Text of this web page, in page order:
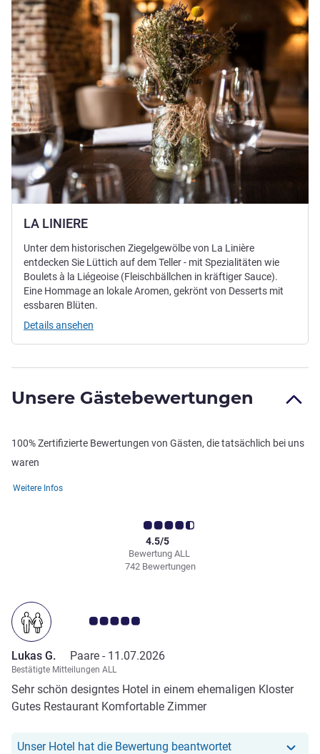
LA LINIERE
Unter dem historischen Ziegelgewölbe von La Linière
entdecken Sie Lüttich auf dem Teller - mit Spezialitäten wie
Boulets à la Liégeoise (Fleischbällchen in kräftiger Sauce).
Eine Hommage an lokale Aromen, gekrönt von Desserts mit
essbaren Blüten.
Details ansehen
Unsere Gästebewertungen
100% Zertifizierte Bewertungen von Gästen, die tatsächlich bei uns
waren
Weitere Infos
Bewertung ALL
4.5/5
742 Bewertungen
Note Kundenmeinungen 5.0/5
Lukas G. Paare - 11.07.2026
Bestätigte Mitteilungen ALL
Sehr schön designtes Hotel in einem ehemaligen Kloster
Gutes Restaurant Komfortable Zimmer
Unser Hotel hat die Bewertung beantwortetUnser Hotel hat